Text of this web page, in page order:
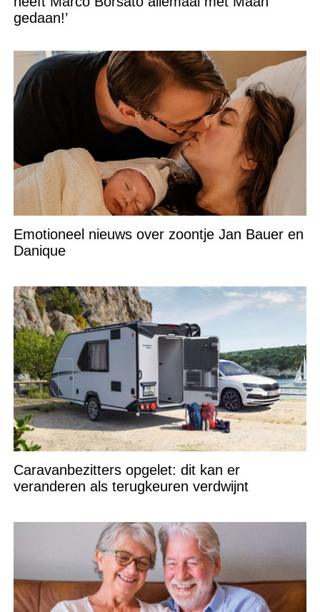
gedaan!’
Emotioneel nieuws over zoontje Jan Bauer en
Danique
Caravanbezitters opgelet: dit kan er
veranderen als terugkeuren verdwijnt